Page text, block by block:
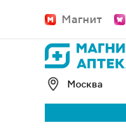
Магнит
Москва